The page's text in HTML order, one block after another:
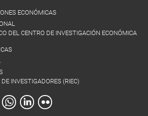
ECONÓMICAS
DEL CENTRO DE INVESTIGACIÓN ECONÓMICA
INVESTIGADORES (RIEC)